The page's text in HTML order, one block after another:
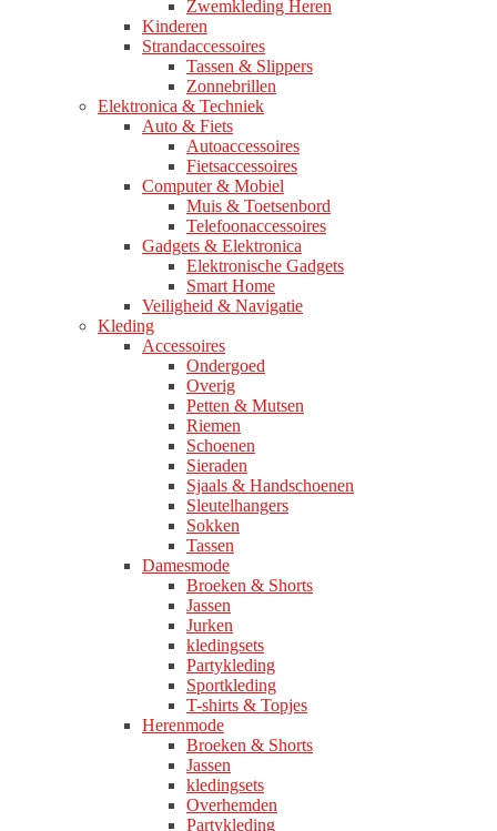
Zwemkleding Heren
Kinderen
Strandaccessoires
Tassen & Slippers
Zonnebrillen
Elektronica & Techniek
Auto & Fiets
Autoaccessoires
Fietsaccessoires
Computer & Mobiel
Muis & Toetsenbord
Telefoonaccessoires
Gadgets & Elektronica
Elektronische Gadgets
Smart Home
Veiligheid & Navigatie
Kleding
Accessoires
Ondergoed
Overig
Petten & Mutsen
Riemen
Schoenen
Sieraden
Sjaals & Handschoenen
Sleutelhangers
Sokken
Tassen
Damesmode
Broeken & Shorts
Jassen
Jurken
kledingsets
Partykleding
Sportkleding
T-shirts & Topjes
Herenmode
Broeken & Shorts
Jassen
kledingsets
Overhemden
Partykleding